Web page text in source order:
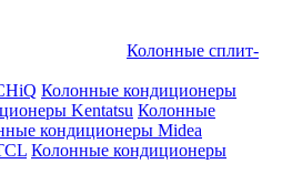
Колонные сплит-
Колонные кондиционеры
Kentatsu Колонные
кондиционеры Midea
Колонные кондиционеры